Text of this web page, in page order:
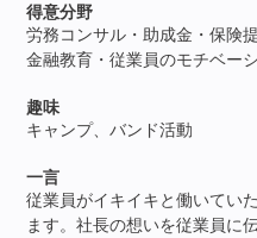
得意分野
労務コンサル・助成金・保険
金融教育・従業員のモチベー
趣味
キャンプ、バンド活動
一言
従業員がイキイキと働いてい
ます。社長の想いを従業員に